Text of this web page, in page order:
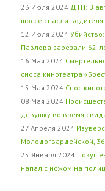
23 Июля 2024 ДТП: В
шоссе спасли водителя
12 Июля 2024
Павлова зарезали 62-
16 Мая 2024
сноса кинотеатра
15 Мая 2024 Снос
08 Мая 2024
девушку во время
27 Апреля 2024
Молодогвардейской,
25 Января 2024
напал с ножом на